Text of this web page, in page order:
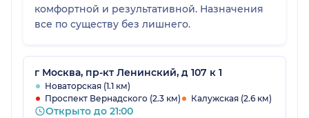
комфортной и результативной. Назначения
все по существу без лишнего.
г Москва, пр-кт Ленинский, д 107 к 1
Новаторская (1.1 км)
Проспект Вернадского (2.3 км)
Калужская (2.6 км)
Открыто до 21:00